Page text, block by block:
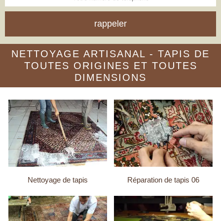
NETTOYAGE ARTISANAL - TAPIS DE
TOUTES ORIGINES ET TOUTES
DIMENSIONS
Nettoyage de tapis Réparation de tapis 06